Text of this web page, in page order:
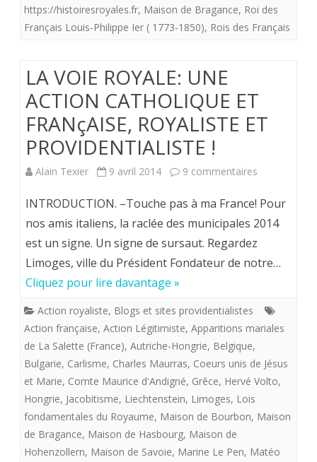
https://histoiresroyales.fr, Maison de Bragance, Roi des
Français Louis-Philippe Ier ( 1773-1850), Rois des Français
LA VOIE ROYALE: UNE
ACTION CATHOLIQUE ET
FRANçAISE, ROYALISTE ET
PROVIDENTIALISTE !
Alain Texier 9 avril 2014 9 commentaires
VOIE
UNE
FRANçAISE,
ET
INTRODUCTION. –Touche pas à ma France! Pour
nos amis italiens, la raclée des municipales 2014
est un signe. Un signe de sursaut. Regardez
Limoges, ville du Président Fondateur de notre…
Cliquez pour lire davantage »
Action royaliste, Blogs et sites providentialistes
Action française, Action Légitimiste, Apparitions mariales
de La Salette (France), Autriche-Hongrie, Belgique,
Bulgarie, Carlisme, Charles Maurras, Coeurs unis de Jésus
et Marie, Comte Maurice d'Andigné, Grêce, Hervé Volto,
Hongrie, Jacobitisme, Liechtenstein, Limoges, Lois
fondamentales du Royaume, Maison de Bourbon, Maison
de Bragance, Maison de Hasbourg, Maison de
Hohenzollern, Maison de Savoie, Marine Le Pen, Matéo